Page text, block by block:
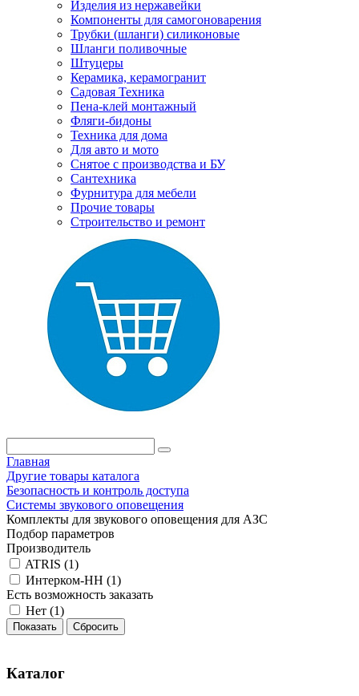
Изделия из нержавейки
Компоненты для самогоноварения
Трубки (шланги) силиконовые
Шланги поливочные
Штуцеры
Керамика, керамогранит
Садовая Техника
Пена-клей монтажный
Фляги-бидоны
Техника для дома
Для авто и мото
Снятое с производства и БУ
Сантехника
Фурнитура для мебели
Прочие товары
Строительство и ремонт
Главная
Другие товары каталога
Безопасность и контроль доступа
Системы звукового оповещения
Комплекты для звукового оповещения для АЗС
Подбор параметров
Производитель
ATRIS (1)
Интерком-НН (1)
Есть возможность заказать
Нет (1)
Каталог